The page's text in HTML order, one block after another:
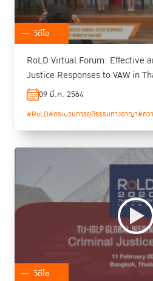
วิดีโอ
RoLD Virtual Forum: Effective
Justice Responses to VAW in
09 มี.ค. 2564
#RoLD#กระบวนการยุติธรรมทางอาญา#คว
วิดีโอ